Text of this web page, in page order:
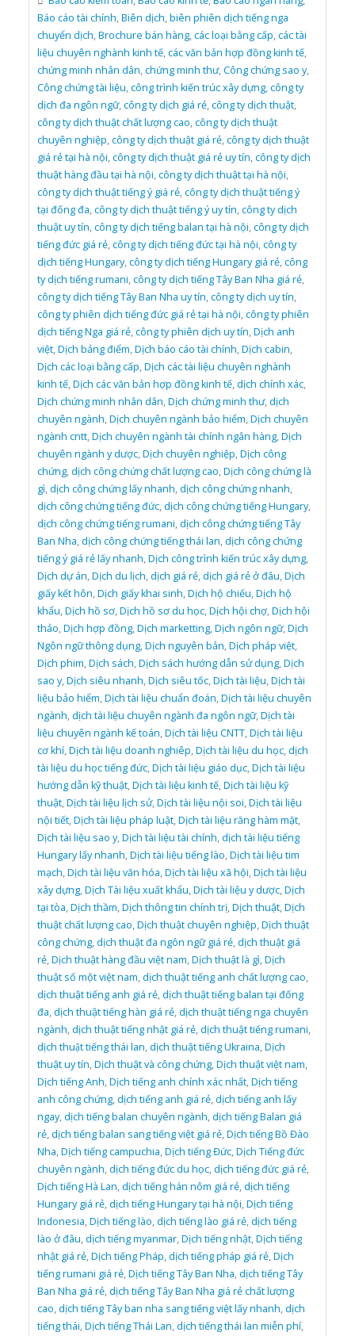
Báo cáo tài chính,Biên dịch,biên phiên dịch tiếng nga
chuyển dịch,Brochure bán hàng,các loại bằng cấp,các tài
liệu chuyên nghành kinh tế,các văn bản hợp đồng kinh tế,
chứng minh nhân dân,chứng minh thư,Công chứng sao y,
Công chứng tài liệu,công trình kiến trúc xây dựng,công ty
dịch đa ngôn ngữ,công ty dịch giá rẻ,công ty dịch thuật,
công ty dịch thuật chất lượng cao,công ty dịch thuật
chuyên nghiệp,công ty dịch thuật giá rẻ,công ty dịch thuật
giá rẻ tại hà nội,công ty dịch thuật giá rẻ uy tín,công ty dịch
thuật hàng đầu tại hà nội,công ty dịch thuật tại hà nội,
công ty dịch thuật tiếng ý giá rẻ,công ty dịch thuật tiếng ý
tại đống đa,công ty dịch thuật tiếng ý uy tín,công ty dịch
thuật uy tín,công ty dịch tiếng balan tại hà nội,công ty dịch
tiếng đức giá rẻ,công ty dịch tiếng đức tại hà nội,công ty
dịch tiếng Hungary,công ty dịch tiếng Hungary giá rẻ,công
ty dịch tiếng rumani,công ty dịch tiếng Tây Ban Nha giá rẻ,
công ty dịch tiếng Tây Ban Nha uy tín,công ty dịch uy tín,
công ty phiên dịch tiếng đức giá rẻ tại hà nội,công ty phiên
dịch tiếng Nga giá rẻ,công ty phiên dịch uy tín,Dịch anh
việt,Dịch bảng điểm,Dịch báo cáo tài chính,Dịch cabin,
Dịch các loại bằng cấp,Dịch các tài liệu chuyên nghành
kinh tế,Dịch các văn bản hợp đồng kinh tế,dịch chính xác,
Dịch chứng minh nhân dân,Dịch chứng minh thư,dịch
chuyên ngành,Dịch chuyên ngành bảo hiểm,Dịch chuyên
ngành cntt,Dịch chuyên ngành tài chính ngân hàng,Dịch
chuyên ngành y dược,Dịch chuyên nghiệp,Dịch công
chứng,dịch công chứng chất lượng cao,Dịch công chứng là
gì,dịch công chứng lấy nhanh,dịch công chứng nhanh,
dịch công chứng tiếng đức,dịch công chứng tiếng Hungary,
dịch công chứng tiếng rumani,dịch công chứng tiếng Tây
Ban Nha,dịch công chứng tiếng thái lan,dịch công chứng
tiếng ý giá rẻ lấy nhanh,Dịch công trình kiến trúc xây dựng,
Dịch dự án,Dịch du lịch,dịch giá rẻ,dịch giá rẻ ở đâu,Dịch
giấy kết hôn,Dịch giấy khai sinh,Dịch hộ chiếu,Dịch hộ
khẩu,Dịch hồ sơ,Dịch hồ sơ du học,Dịch hội chợ,Dịch hội
thảo,Dịch hợp đồng,Dịch marketting,Dịch ngôn ngữ,Dịch
Ngôn ngữ thông dụng,Dịch nguyên bản,Dịch pháp việt,
Dịch phim,Dịch sách,Dịch sách hướng dẫn sử dụng,Dịch
sao y,Dịch siêu nhanh,Dịch siêu tốc,Dịch tài liệu,Dịch tài
liệu bảo hiểm,Dịch tài liệu chuẩn đoán,Dịch tài liệu chuyên
ngành,dịch tài liệu chuyên ngành đa ngôn ngữ,Dịch tài
liệu chuyên ngành kế toán,Dịch tài liệu CNTT,Dịch tài liệu
cơ khí,Dịch tài liệu doanh nghiêp,Dịch tài liệu du học,dịch
tài liệu du học tiếng đức,Dịch tài liệu giáo dục,Dịch tài liệu
hướng dẫn kỹ thuật,Dịch tài liệu kinh tế,Dịch tài liệu kỹ
thuật,Dịch tài liệu lịch sử,Dịch tài liệu nội soi,Dịch tài liệu
nội tiết,Dịch tài liệu pháp luật,Dịch tài liệu răng hàm mặt,
Dịch tài liệu sao y,Dịch tài liệu tài chính,dịch tài liệu tiếng
Hungary lấy nhanh,Dịch tài liệu tiếng lào,Dịch tài liệu tim
mạch,Dịch tài liệu văn hóa,Dịch tài liệu xã hội,Dịch tài liệu
xây dựng,Dịch Tài liệu xuất khẩu,Dịch tài liệu y dược,Dịch
tại tòa,Dịch thầm,Dịch thông tin chính trị,Dịch thuật,Dịch
thuật chất lượng cao,Dịch thuật chuyên nghiệp,Dịch thuật
công chứng,dịch thuật đa ngôn ngữ giá rẻ,dịch thuật giá
rẻ,Dịch thuật hàng đầu việt nam,Dịch thuật là gì,Dịch
thuật số một việt nam,dịch thuật tiếng anh chất lượng cao,
dịch thuật tiếng anh giá rẻ,dịch thuật tiếng balan tại đống
đa,dịch thuật tiếng hàn giá rẻ,dịch thuật tiếng nga chuyên
ngành,dịch thuật tiếng nhật giá rẻ,dịch thuật tiếng rumani,
dịch thuật tiếng thái lan,dịch thuật tiếng Ukraina,Dịch
thuật uy tín,Dịch thuật và công chứng,Dịch thuật việt nam,
Dịch tiếng Anh,Dịch tiếng anh chính xác nhất,Dịch tiếng
anh công chứng,dịch tiếng anh giá rẻ,dịch tiếng anh lấy
ngay,dịch tiếng balan chuyên ngành,dịch tiếng Balan giá
rẻ,dịch tiếng balan sang tiếng việt giá rẻ,Dịch tiếng Bồ Đào
Nha,Dịch tiếng campuchia,Dịch tiếng Đức,Dịch Tiếng đức
chuyên ngành,dịch tiếng đức du học,dịch tiếng đức giá rẻ,
Dịch tiếng Hà Lan,dịch tiếng hán nôm giá rẻ,dịch tiếng
Hungary giá rẻ,dịch tiếng Hungary tại hà nội,Dịch tiếng
Indonesia,Dịch tiếng lào,dịch tiếng lào giá rẻ,dịch tiếng
lào ở đâu,dịch tiếng myanmar,Dịch tiếng nhật,Dịch tiếng
nhật giá rẻ,Dịch tiếng Pháp,dịch tiếng pháp giá rẻ,Dịch
tiếng rumani giá rẻ,Dịch tiếng Tây Ban Nha,dịch tiếng Tây
Ban Nha giá rẻ,dịch tiếng Tây Ban Nha giá rẻ chất lượng
cao,dịch tiếng Tây ban nha sang tiếng việt lấy nhanh,dịch
tiếng thái,Dịch tiếng Thái Lan,dịch tiếng thái lan miễn phí,